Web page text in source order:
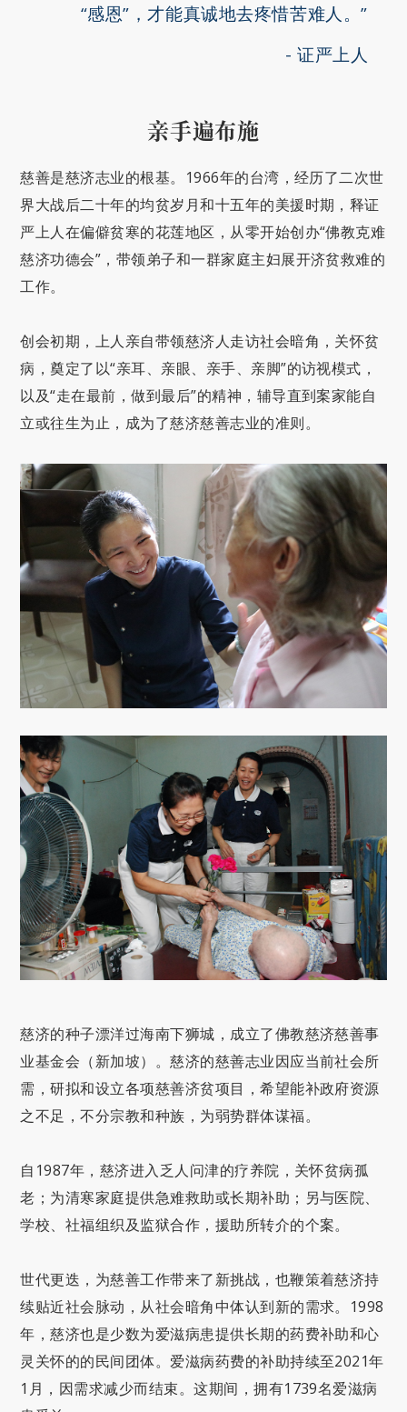
“感恩”，才能真诚地去疼惜苦难人。”
证严上人
亲手遍布施
慈善是慈济志业的根基。1966年的台湾，经历了二次世
界大战后二十年的均贫岁月和十五年的美援时期，释证
严上人在偏僻贫寒的花莲地区，从零开始创办“佛教克难
慈济功德会”，带领弟子和一群家庭主妇展开济贫救难的
工作。
创会初期，上人亲自带领慈济人走访社会暗角，关怀贫
病，奠定了以“亲耳、亲眼、亲手、亲脚”的访视模式，
以及“走在最前，做到最后”的精神，辅导直到案家能自
立或往生为止，成为了慈济慈善志业的准则。
慈济的种子漂洋过海南下狮城，成立了佛教慈济慈善事
业基金会（新加坡）。慈济的慈善志业因应当前社会所
需，研拟和设立各项慈善济贫项目，希望能补政府资源
之不足，不分宗教和种族，为弱势群体谋福。
自1987年，慈济进入乏人问津的疗养院，关怀贫病孤
老；为清寒家庭提供急难救助或长期补助；另与医院、
学校、社福组织及监狱合作，援助所转介的个案。
世代更迭，为慈善工作带来了新挑战，也鞭策着慈济持
续贴近社会脉动，从社会暗角中体认到新的需求。1998
年，慈济也是少数为爱滋病患提供长期的药费补助和心
灵关怀的的民间团体。爱滋病药费的补助持续至2021年
1月，因需求减少而结束。这期间，拥有1739名爱滋病